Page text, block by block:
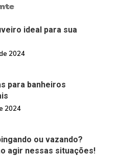
ideal para sua
2024
para banheiros
2024
ou vazando?
agir nessas situações!